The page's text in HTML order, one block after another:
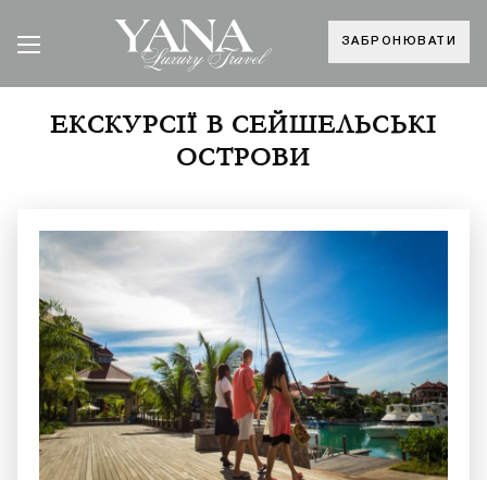
ЗАБРОНЮВАТИ
ЕКСКУРСІЇ В СЕЙШЕЛЬСЬКІ
ОСТРОВИ